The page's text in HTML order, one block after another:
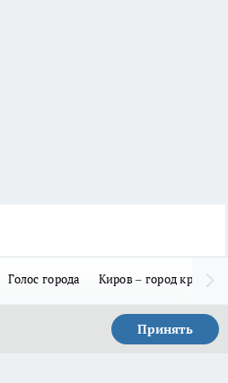
Голос города Киров – город
Принять